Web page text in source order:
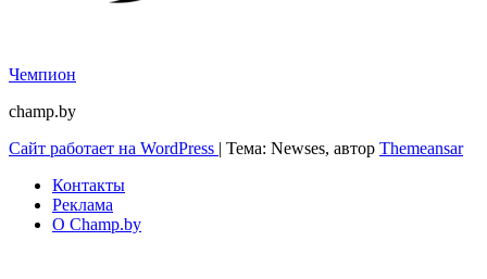
Чемпион
champ.by
Сайт работает на WordPress | Тема: Newses, автор Themeansar
Контакты
Реклама
О Champ.by